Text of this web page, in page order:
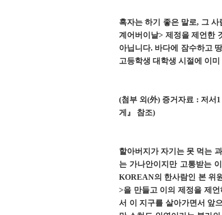
혹자는 하기 좋은 말로, 그
계어버이날> 제정을 제언한
아닙니다. 바다에 잠수하고
고등학생 대학생 시절에 이
(첨부 외(外) 증거자료 : 저서
게』 참조)
할아버지가 자기는 못 먹는
는 가나안이지만 고통받는
KOREAN의 한사람인 본 위
>을 만들고 이의 제정을 제
서 이 지구를 살아가면서 앞